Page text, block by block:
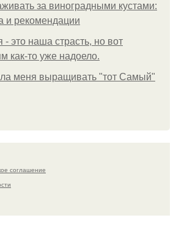
за виноградными кустами:
и рекомендации
это наша страсть, но вот
как-то уже надоело.
меня выращивать "тот Самый"
соглашение